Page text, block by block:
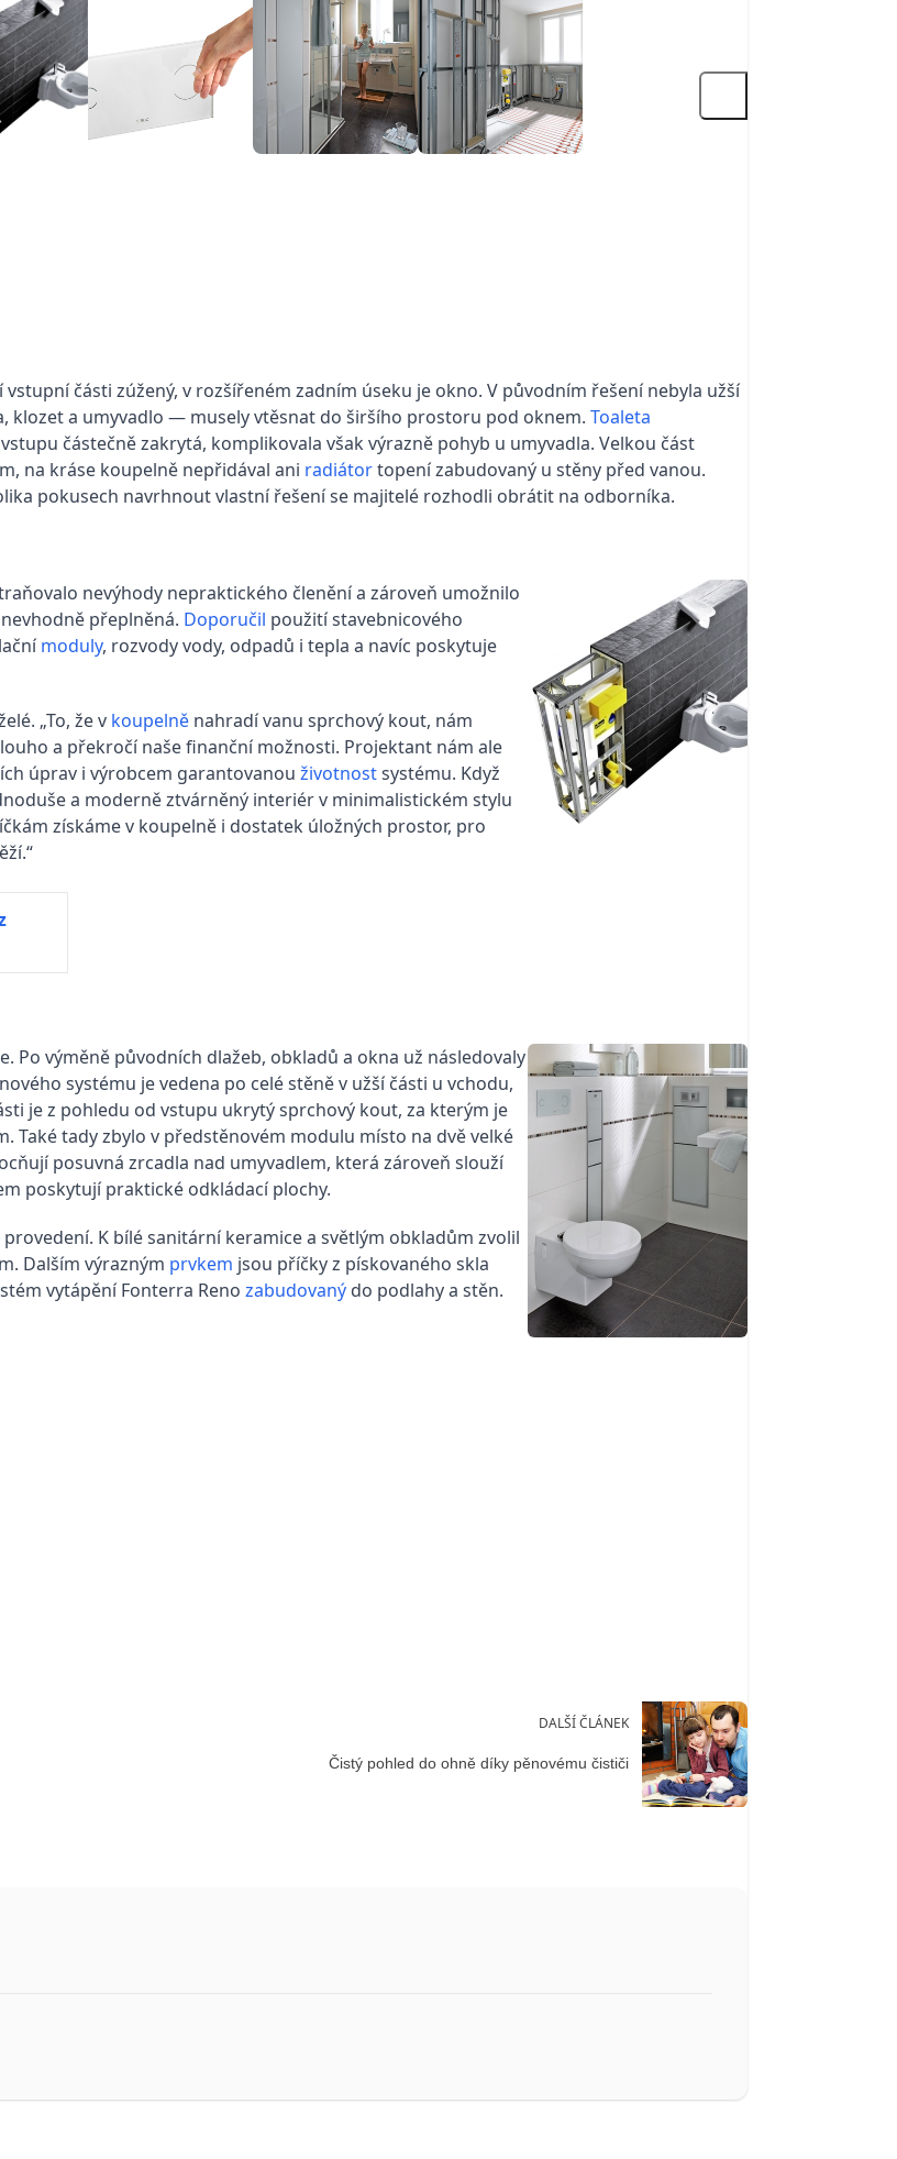
části zúžený, v rozšířeném zadním úseku je okno. V původním řešení nebyla užší
klozet a umyvadlo — musely vtěsnat do širšího prostoru pod oknem. Toaleta
částečně zakrytá, komplikovala však výrazně pohyb u umyvadla. Velkou část
na kráse koupelně nepřidával ani radiátortopení zabudovaný u stěny před vanou.
pokusech navrhnout vlastní řešení se majitelé rozhodli obrátit na odborníka.
nevýhody nepraktického členění a zároveň umožnilo
přeplněná. Doporučil použití stavebnicového
moduly, rozvody vody, odpadů i tepla a navíc poskytuje
„To, že v koupelně nahradí vanu sprchový kout, nám
a překročí naše finanční možnosti. Projektant nám ale
úprav i výrobcem garantovanou životnostsystému. Když
a moderně ztvárněný interiér v minimalistickém stylu
získáme v koupelně i dostatek úložných prostor, pro
Po výměně původních dlažeb, obkladů a okna už následovaly
systému je vedena po celé stěně v užší části u vchodu,
je z pohledu od vstupu ukrytý sprchový kout, za kterým je
Také tady zbylo v předstěnovém modulu místo na dvě velké
posuvná zrcadla nad umyvadlem, která zároveň slouží
poskytují praktické odkládací plochy.
provedení. K bílé sanitární keramice a světlým obkladům zvolil
Dalším výrazným prvkem jsou příčky z pískovaného skla
vytápění Fonterra Reno zabudovaný do podlahy a stěn.
DALŠÍ ČLÁNEK
Čistý pohled do ohně díky pěnovému čističi